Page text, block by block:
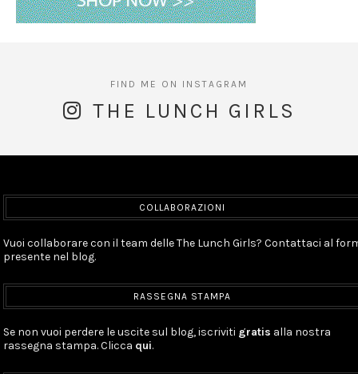
THE LUNCH GIRLS
COLLABORAZIONI
Vuoi collaborare con il team delle The Lunch Girls? Contattaci al
presente nel blog.
RASSEGNA STAMPA
Se non vuoi perdere le uscite sul blog, iscriviti gratis alla nostra
rassegna stampa. Clicca qui.